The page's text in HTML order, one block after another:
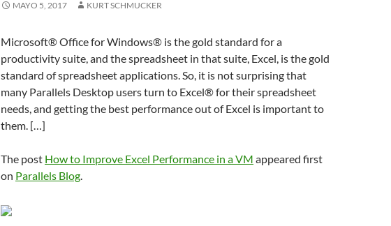
MAYO 5, 2017 KURT SCHMUCKER
Microsoft® Office for Windows® is the gold standard for a
productivity suite, and the spreadsheet in that suite, Excel, is the gold
standard of spreadsheet applications. So, it is not surprising that
many Parallels Desktop users turn to Excel® for their spreadsheet
needs, and getting the best performance out of Excel is important to
them. […]
The post How to Improve Excel Performance in a VM appeared first
on Parallels Blog.